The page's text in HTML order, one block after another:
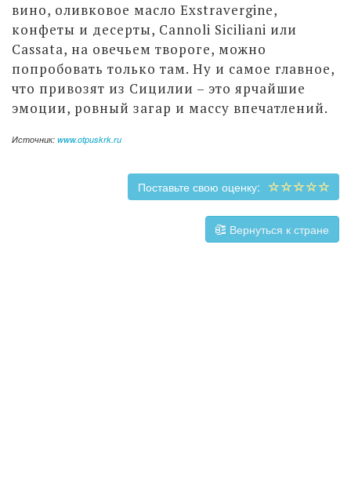
вино, оливковое масло Exstravergine,
конфеты и десерты, Cannoli Siciliani или
Cassata, на овечьем твороге, можно
попробовать только там. Ну и самое главное,
что привозят из Сицилии – это ярчайшие
эмоции, ровный загар и массу впечатлений.
Источник: www.otpuskrk.ru
Поставьте свою оценку:
Вернуться к стране